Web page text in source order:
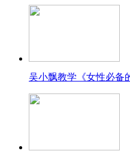
吴小飘教学《女性必备